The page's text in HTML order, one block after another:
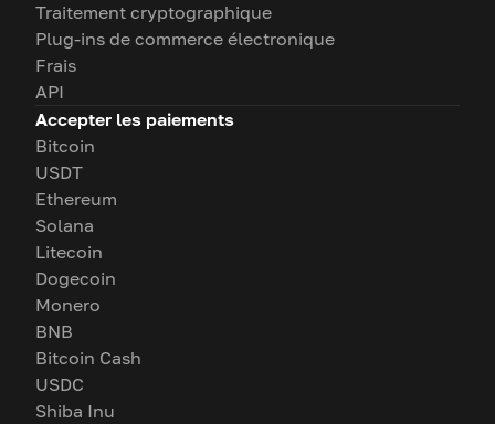
Traitement cryptographique
Plug-ins de commerce électronique
Frais
API
Accepter les paiements
Bitcoin
USDT
Ethereum
Solana
Litecoin
Dogecoin
Monero
BNB
Bitcoin Cash
USDC
Shiba Inu